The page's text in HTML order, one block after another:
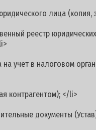
лица (копия,
реестр
учет в налоговом
контрагентом); </li>
документы